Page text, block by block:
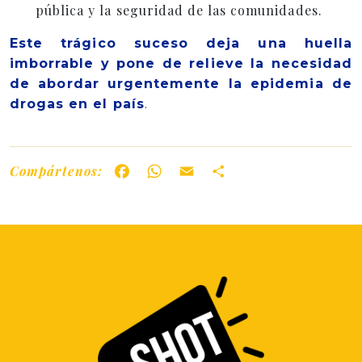
pública y la seguridad de las comunidades.
Este trágico suceso deja una huella
imborrable y pone de relieve la necesidad
de abordar urgentemente la epidemia de
drogas en el país.
Compártenos: FacebookWhatsApp
Email